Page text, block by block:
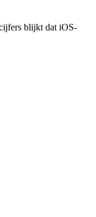
blijkt dat iOS-